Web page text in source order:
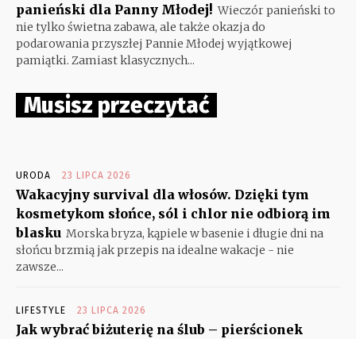
panieński dla Panny Młodej! Wieczór panieński to
nie tylko świetna zabawa, ale także okazja do
podarowania przyszłej Pannie Młodej wyjątkowej
pamiątki. Zamiast klasycznych...
Musisz przeczytać
URODA 23 LIPCA 2026
Wakacyjny survival dla włosów. Dzięki tym
kosmetykom słońce, sól i chlor nie odbiorą im
blasku Morska bryza, kąpiele w basenie i długie dni na
słońcu brzmią jak przepis na idealne wakacje - nie
zawsze...
LIFESTYLE 23 LIPCA 2026
Jak wybrać biżuterię na ślub – pierścionek